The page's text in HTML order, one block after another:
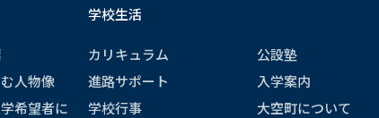
人物像
希望者に
学校生活
カリキュラム
進路サポート
学校行事
公設塾
入学案内
大空町について